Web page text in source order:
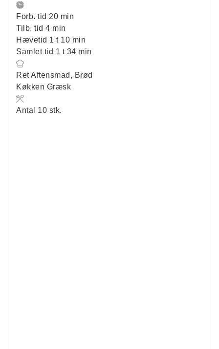
Forb. tid 20minutter
min
Tilb. tid4minutter
min
Hævetid 1 time
t 10minutter
min
Samlet tid 1 time
t 34minutter
min
RetAftensmad, Brød
Køkken Græsk
Antal 10 stk.